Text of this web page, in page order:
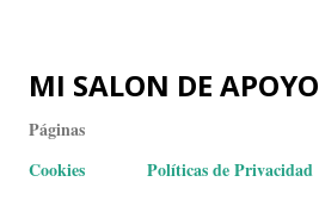
MI SALON DE APOYO
Páginas
Cookies
Políticas de Privacidad